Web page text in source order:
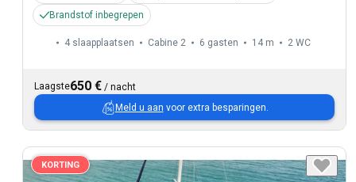
Brandstof inbegrepen
4 slaapplaatsen Cabine 2 6 gasten 14 m 2 WC
Laagste650 € / nacht
Meld u aan voor extra besparingen.
KORTING